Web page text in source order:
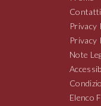
Contatti
Privacy
Privacy
Note
Elenco